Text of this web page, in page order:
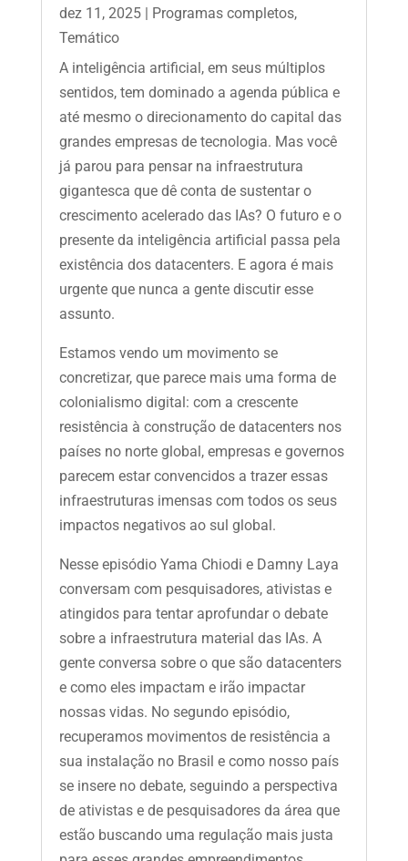
dez 11, 2025| Programas completos,
Temático
A inteligência artificial, em seus múltiplos
sentidos, tem dominado a agenda pública e
até mesmo o direcionamento do capital das
grandes empresas de tecnologia. Mas você
já parou para pensar na infraestrutura
gigantesca que dê conta de sustentar o
crescimento acelerado das IAs? O futuro e o
presente da inteligência artificial passa pela
existência dos datacenters. E agora é mais
urgente que nunca a gente discutir esse
assunto.
Estamos vendo um movimento se
concretizar, que parece mais uma forma de
colonialismo digital: com a crescente
resistência à construção de datacenters nos
países no norte global, empresas e governos
parecem estar convencidos a trazer essas
infraestruturas imensas com todos os seus
impactos negativos ao sul global.
Nesse episódio Yama Chiodi e Damny Laya
conversam com pesquisadores, ativistas e
atingidos para tentar aprofundar o debate
sobre a infraestrutura material das IAs. A
gente conversa sobre o que são datacenters
e como eles impactam e irão impactar
nossas vidas. No segundo episódio,
recuperamos movimentos de resistência a
sua instalação no Brasil e como nosso país
se insere no debate, seguindo a perspectiva
de ativistas e de pesquisadores da área que
estão buscando uma regulação mais justa